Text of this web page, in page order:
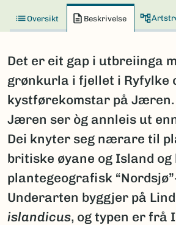
Oversikt Beskrivelse
Det er eit gap i utbreiinga
grønkurla i fjellet i Ryfylke
kystførekomstar på Jæren.
Jæren ser òg annleis ut
Dei knyter seg nærare til
britiske øyane og Island
plantegeografisk
Underarten byggjer på
islandicus, og typen er frå